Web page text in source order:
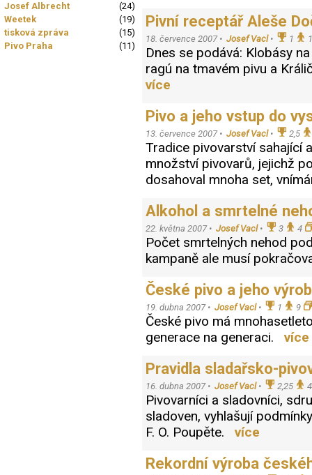
Josef Albrecht
(24)
Weetek
(19)
tisková zpráva
(15)
Pivo Praha
(11)
Pivní receptář Aleše
18. července 2007 • Josef Vacl• 1 1
Dnes se podává: Klobásy
ragú na tmavém pivu a
více
Pivo a jeho vstup do
13. července 2007 • Josef Vacl• 2,5
Tradice pivovarství sahající
množství pivovarů, jejichž
dosahoval mnoha set,
Alkohol a smrtelné
22. května 2007 • Josef Vacl• 3 4
Počet smrtelných nehod
kampaně ale musí
České pivo a jeho
19. dubna 2007 • Josef Vacl• 1 9
České pivo má
generace na generaci.více
Pravidla sladařsko-
16. dubna 2007 • Josef Vacl• 2,25 4
Pivovarníci a sladovníci,
sladoven, vyhlašují
F. O. Poupěte. více
Rekordní výroba